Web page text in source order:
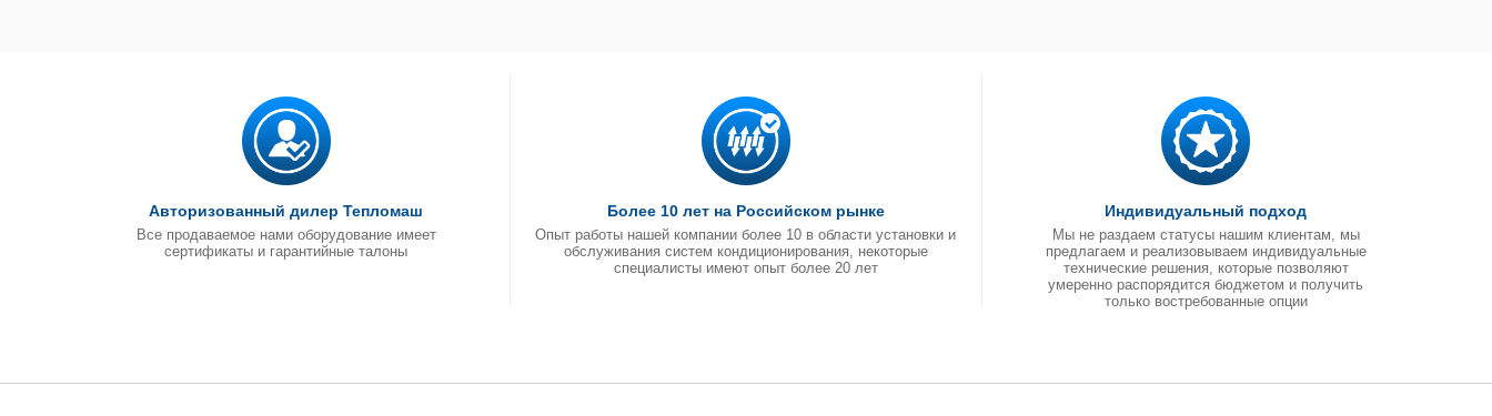
Авторизованный дилер Тепломаш
Все продаваемое нами оборудование имеет
сертификаты и гарантийные талоны
Более 10 лет на Российском рынке
Опыт работы нашей компании более 10 в области установки и
обслуживания систем кондиционирования, некоторые
специалисты имеют опыт более 20 лет
Индивидуальный подход
Мы не раздаем статусы нашим клиентам, мы
предлагаем и реализовываем индивидуальные
технические решения, которые позволяют
умеренно распорядится бюджетом и получить
только востребованные опции